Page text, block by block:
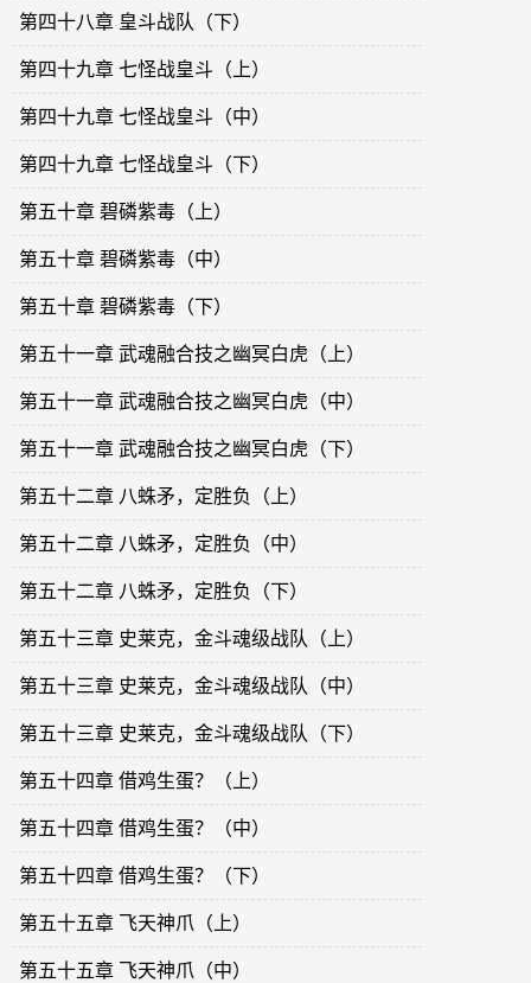
第四十八章 皇斗战队（下）
第四十九章 七怪战皇斗（上）
第四十九章 七怪战皇斗（中）
第四十九章 七怪战皇斗（下）
第五十章 碧磷紫毒（上）
第五十章 碧磷紫毒（中）
第五十章 碧磷紫毒（下）
第五十一章 武魂融合技之幽冥白虎（上）
第五十一章 武魂融合技之幽冥白虎（中）
第五十一章 武魂融合技之幽冥白虎（下）
第五十二章 八蛛矛，定胜负（上）
第五十二章 八蛛矛，定胜负（中）
第五十二章 八蛛矛，定胜负（下）
第五十三章 史莱克，金斗魂级战队（上）
第五十三章 史莱克，金斗魂级战队（中）
第五十三章 史莱克，金斗魂级战队（下）
第五十四章 借鸡生蛋？（上）
第五十四章 借鸡生蛋？（中）
第五十四章 借鸡生蛋？（下）
第五十五章 飞天神爪（上）
第五十五章 飞天神爪（中）